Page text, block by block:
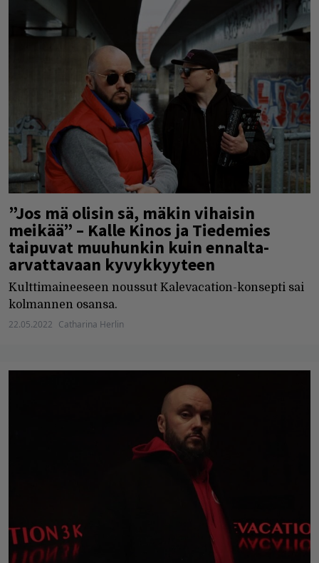
”Jos mä olisin sä, mäkin vihaisin
meikää” – Kalle Kinos ja Tiedemies
taipuvat muuhunkin kuin ennalta-
arvattavaan kyvykkyyteen
Kulttimaineeseen noussut Kalevacation-konsepti sai
kolmannen osansa.
22.05.2022 Catharina Herlin